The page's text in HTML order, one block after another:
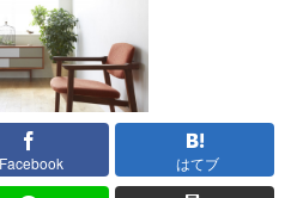
Facebook はてブ